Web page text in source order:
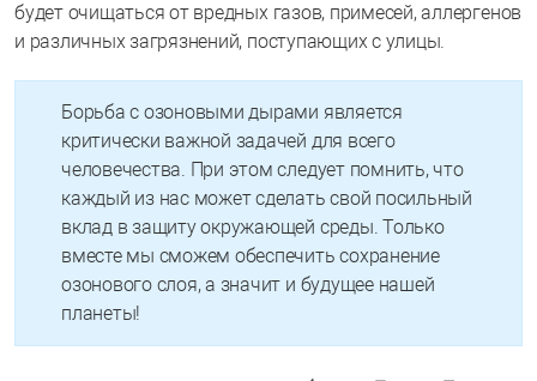
будет очищаться от вредных газов, примесей, аллергенов
и различных загрязнений, поступающих с улицы.
Борьба с озоновыми дырами является
критически важной задачей для всего
человечества. При этом следует помнить, что
каждый из нас может сделать свой посильный
вклад в защиту окружающей среды. Только
вместе мы сможем обеспечить сохранение
озонового слоя, а значит и будущее нашей
планеты!